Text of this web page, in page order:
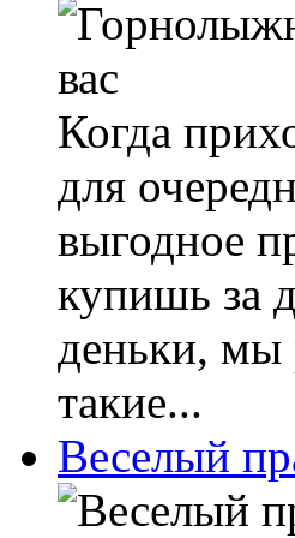
Когда
для
выгодное
купишь за
деньки, мы
такие...
Веселый